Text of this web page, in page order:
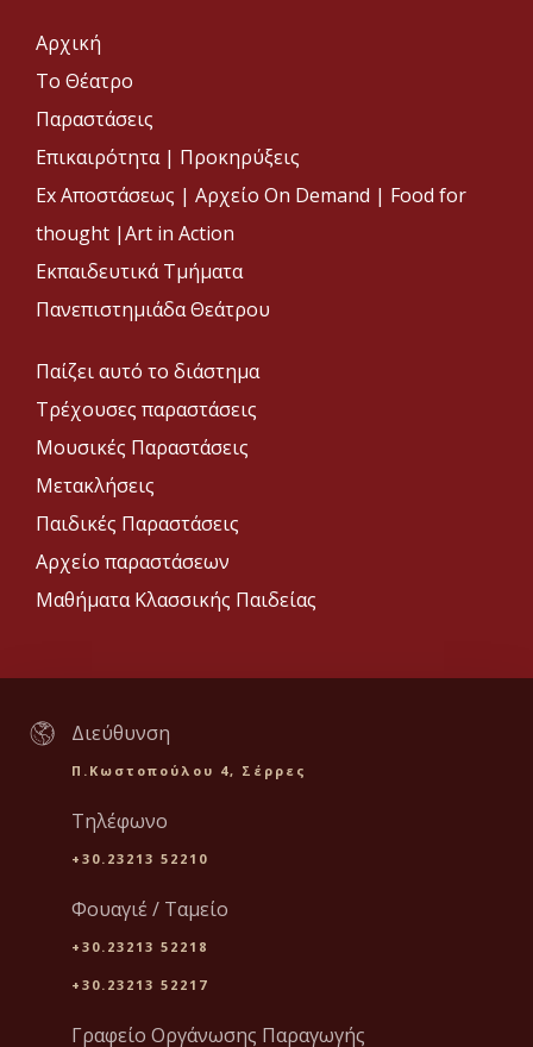
Αρχική
Το Θέατρο
Παραστάσεις
Επικαιρότητα | Προκηρύξεις
Ex Αποστάσεως | Αρχείο On Demand | Food for
thought |Art in Action
Εκπαιδευτικά Τμήματα
Πανεπιστημιάδα Θεάτρου
Παίζει αυτό το διάστημα
Τρέχουσες παραστάσεις
Μουσικές Παραστάσεις
Μετακλήσεις
Παιδικές Παραστάσεις
Αρχείο παραστάσεων
Μαθήματα Κλασσικής Παιδείας
Διεύθυνση
Π.Κωστοπούλου 4, Σέρρες
Τηλέφωνο
+30.23213 52210
Φουαγιέ / Ταμείο
+30.23213 52218
+30.23213 52217
Γραφείο Οργάνωσης Παραγωγής